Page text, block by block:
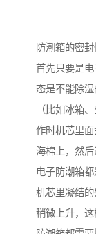
防潮箱的密封
首先只要是
态是不能除
（比如冰箱
作时机芯里
海棉上，然
电子防潮箱
机芯里凝结
稍微上升，